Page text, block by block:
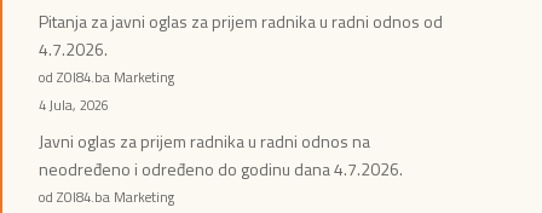
Pitanja za javni oglas za prijem radnika u radni odnos od
4.7.2026.
od ZOI84.ba Marketing
4 Jula, 2026
Javni oglas za prijem radnika u radni odnos na
neodređeno i određeno do godinu dana 4.7.2026.
od ZOI84.ba Marketing